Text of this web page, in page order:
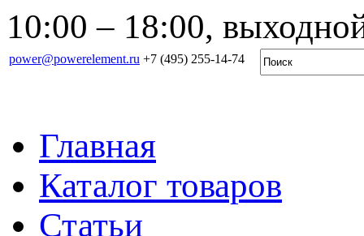
10:00 – 18:00,
power@powerelement.ru +7 (495) 255-14-74
Главная
Каталог товаров
Статьи